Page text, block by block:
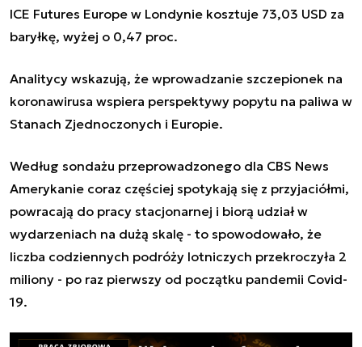
ICE Futures Europe w Londynie kosztuje 73,03 USD za
baryłkę, wyżej o 0,47 proc.
Analitycy wskazują, że wprowadzanie szczepionek na
koronawirusa wspiera perspektywy popytu na paliwa w
Stanach Zjednoczonych i Europie.
Według sondażu przeprowadzonego dla CBS News
Amerykanie coraz częściej spotykają się z przyjaciółmi,
powracają do pracy stacjonarnej i biorą udział w
wydarzeniach na dużą skalę - to spowodowało, że
liczba codziennych podróży lotniczych przekroczyła 2
miliony - po raz pierwszy od początku pandemii Covid-
19.